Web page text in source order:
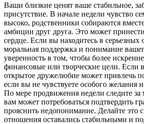
Ваши близкие ценят ваше стабильное,
присутствие. В начале недели чувство
высоко, родственники собираются
амбиции друг друга. Это может
сердце. Если вы находитесь в серьезных
моральная поддержка и понимание
уверенность в том, чтобы более
финансовые или творческие цели. Если
открытое дружелюбие может привлечь
если вы не чувствуете особого желания
По мере продвижения недели следите за
вам может потребоваться подтвердить
прояснить недопонимание. Делайте это
отношения оставались стабильными и